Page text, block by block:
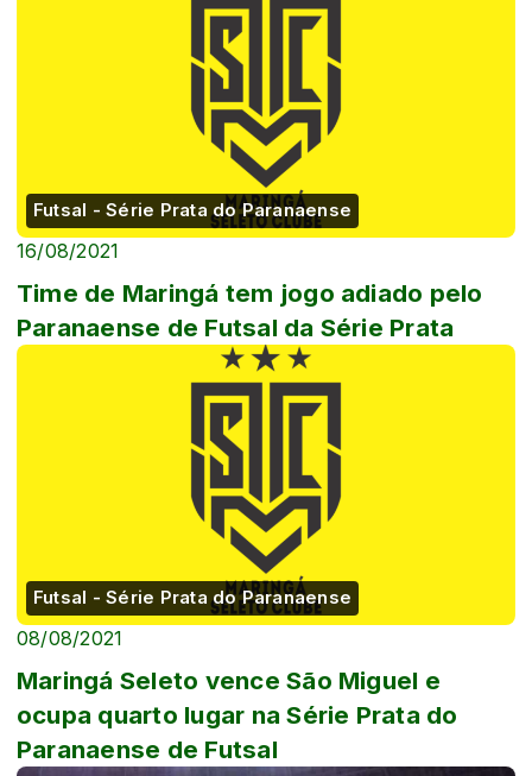
Futsal - Série Prata do Paranaense
16/08/2021
Time de Maringá tem jogo adiado pelo
Paranaense de Futsal da Série Prata
Futsal - Série Prata do Paranaense
08/08/2021
Maringá Seleto vence São Miguel e
ocupa quarto lugar na Série Prata do
Paranaense de Futsal